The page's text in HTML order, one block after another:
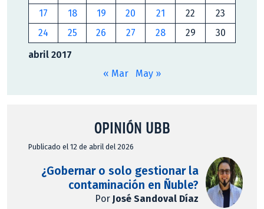
abril 2017
17
18 19 20 21 22
23
24
25 26 27 28 29 30
« Mar May »
OPINIÓN UBB
Publicado el 12 de abril del 2026
¿Gobernar o solo gestionar la
contaminación en Ñuble?
Por José Sandoval Díaz